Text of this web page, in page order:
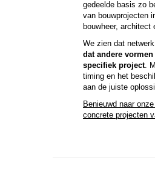
gedeelde basis zo
van bouwprojecten
bouwheer,
We zien dat
dat andere
specifiek project.
timing en het
aan de juiste
Benieuwd naar
concrete projecten